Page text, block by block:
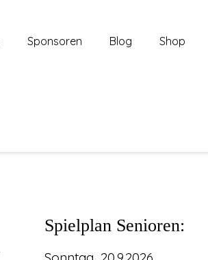
Sponsoren Blog Shop
Spielplan Senioren: